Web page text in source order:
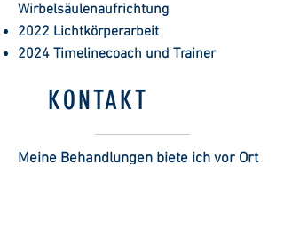
Wirbelsäulenaufrichtung
2022 Lichtkörperarbeit
2024 Timelinecoach und Trainer
KONTAKT
Meine Behandlungen biete ich vor Ort